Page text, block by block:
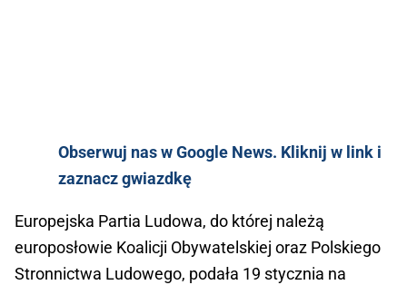
Obserwuj nas w Google News. Kliknij w link i
zaznacz gwiazdkę
Europejska Partia Ludowa, do której należą
europosłowie Koalicji Obywatelskiej oraz Polskiego
Stronnictwa Ludowego, podała 19 stycznia na